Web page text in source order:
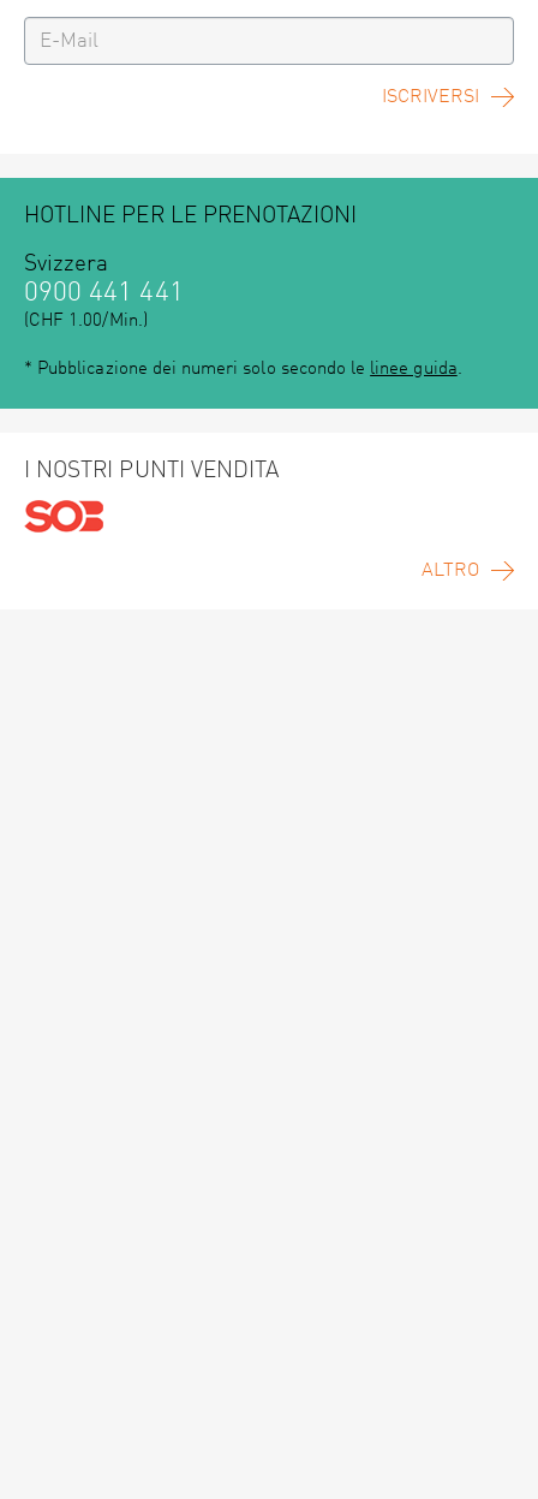
ISCRIVERSI
HOTLINE PER LE PRENOTAZIONI
Svizzera
0900 441 441
(CHF 1.00/Min.)
* Pubblicazione dei numeri solo secondo le linee guida.
I NOSTRI PUNTI VENDITA
ALTRO